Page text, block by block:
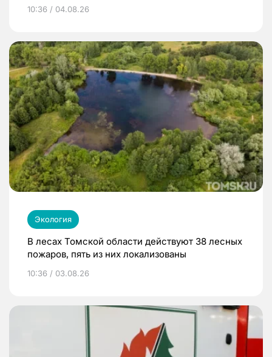
10:36 / 04.08.26
Экология
В лесах Томской области действуют 38 лесных
пожаров, пять из них локализованы
10:36 / 03.08.26